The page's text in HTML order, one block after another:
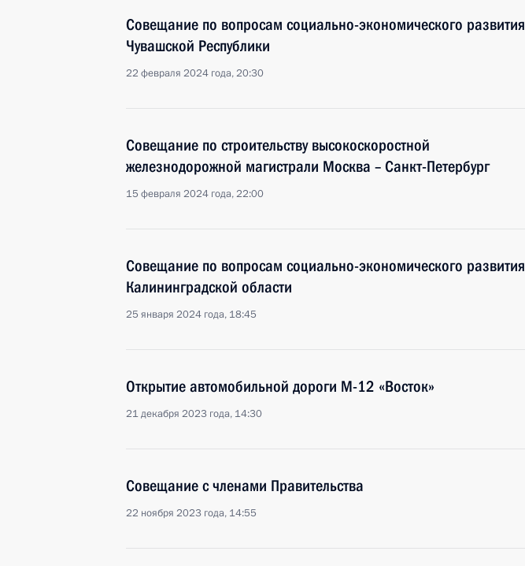
Совещание по вопросам социально-экономического развития
Чувашской Республики
22 февраля 2024 года, 20:30
Совещание по строительству высокоскоростной
железнодорожной магистрали Москва – Санкт-Петербург
15 февраля 2024 года, 22:00
Совещание по вопросам социально-экономического развития
Калининградской области
25 января 2024 года, 18:45
Открытие автомобильной дороги М-12 «Восток»
21 декабря 2023 года, 14:30
Совещание с членами Правительства
22 ноября 2023 года, 14:55